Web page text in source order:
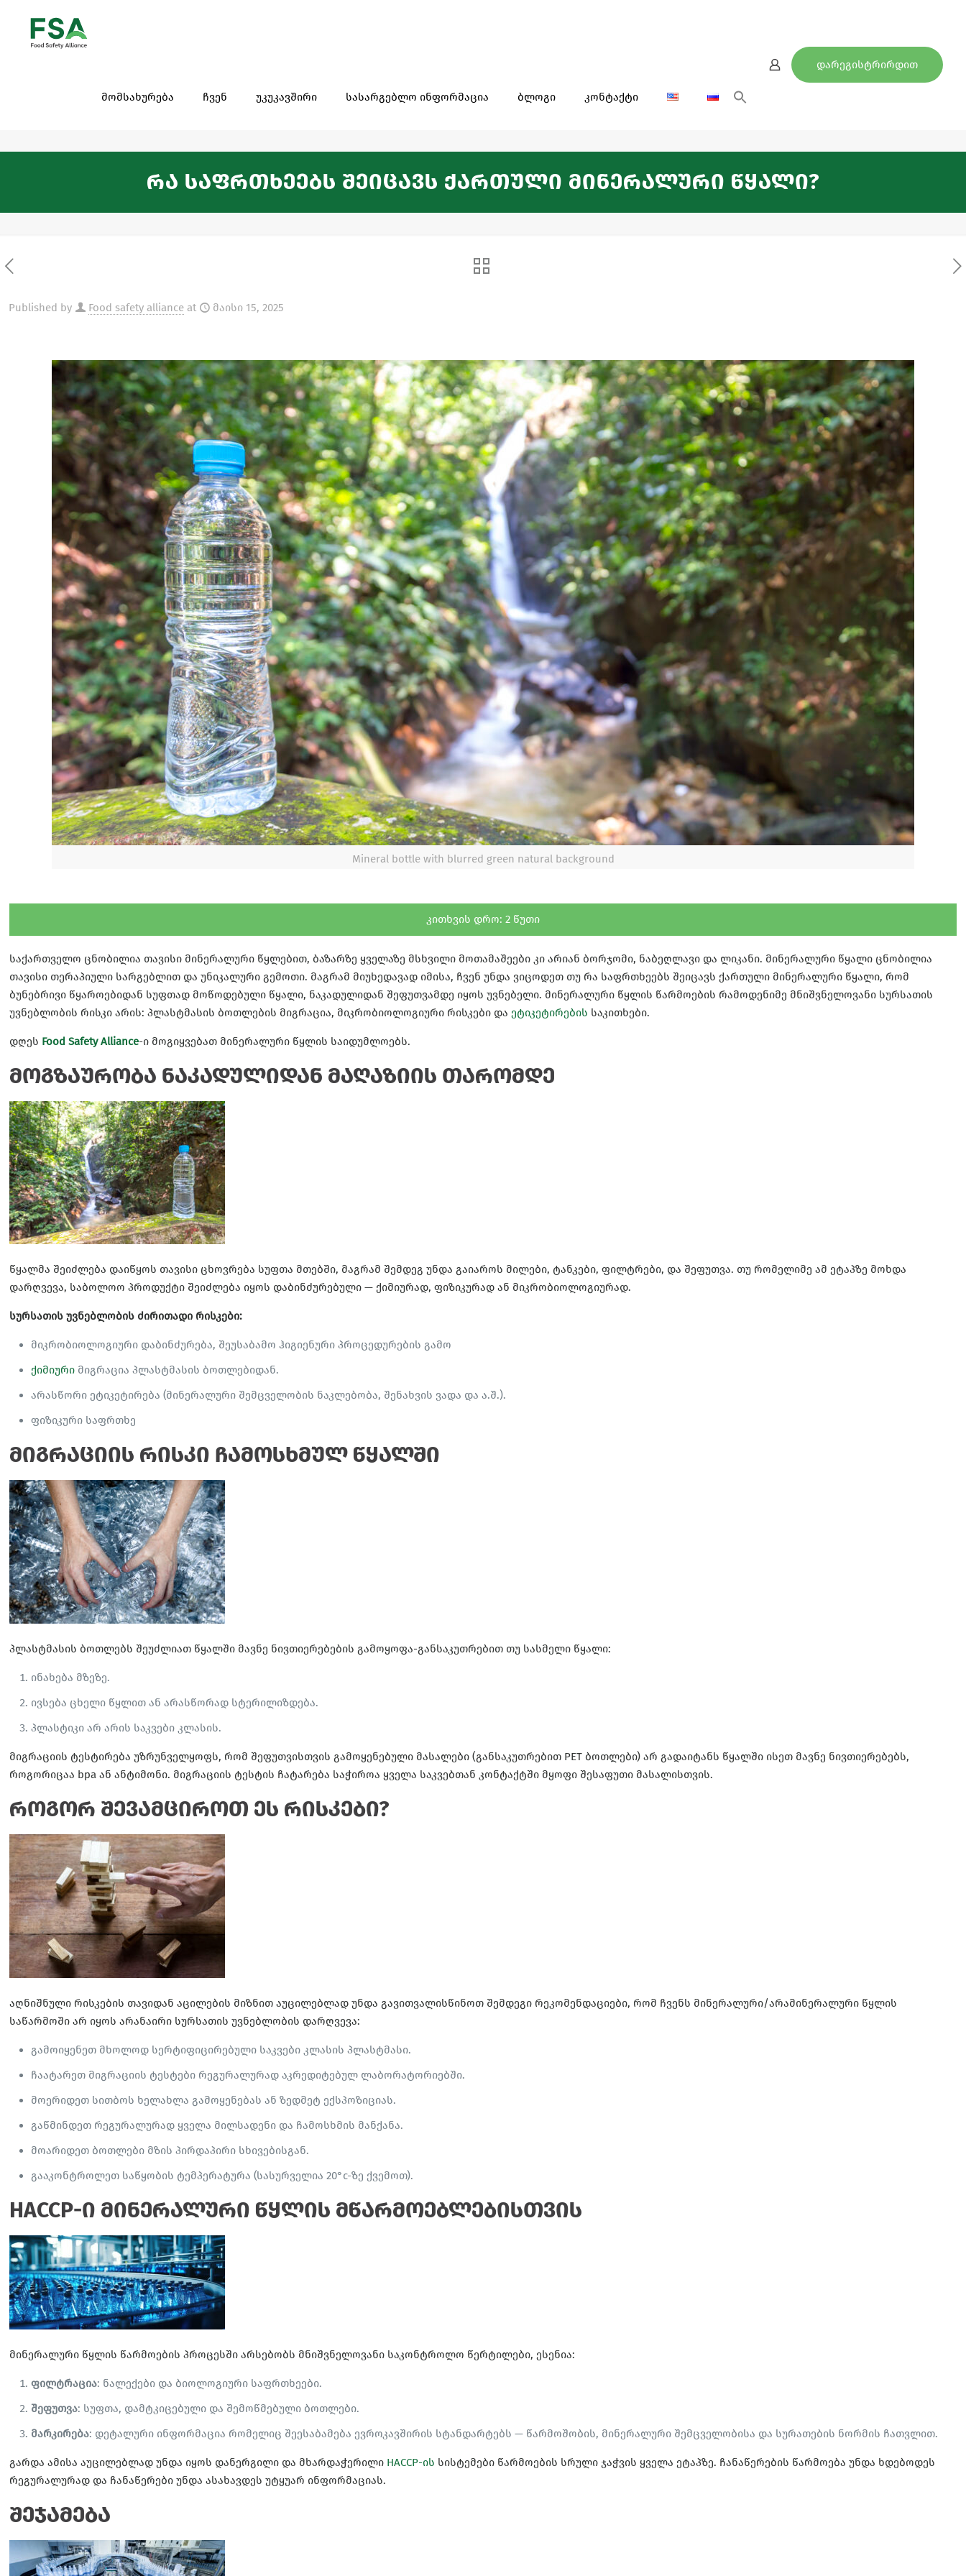
მომსახურება ჩვენ უკუკავშირი სასარგებლო ინფორმაცია ბლოგი კონტაქტი
დარეგისტრირდით
რა საფრთხეებს შეიცავს ქართული მინერალური წყალი?
Published by Food safety alliance at მაისი 15, 2025
Mineral bottle with blurred green natural background
კითხვის დრო: 2 წუთი
საქართველო ცნობილია თავისი მინერალური წყლებით, ბაზარზე ყველაზე მსხვილი მოთამაშეები კი არიან ბორჯომი, ნაბეღლავი და ლიკანი. მინერალური წყალი ცნობილია
თავისი თერაპიული სარგებლით და უნიკალური გემოთი. მაგრამ მიუხედავად იმისა, ჩვენ უნდა ვიცოდეთ თუ რა საფრთხეებს შეიცავს ქართული მინერალური წყალი, რომ
ბუნებრივი წყაროებიდან სუფთად მოწოდებული წყალი, ნაკადულიდან შეფუთვამდე იყოს უვნებელი. მინერალური წყლის წარმოების რამოდენიმე მნიშვნელოვანი სურსათის
უვნებლობის რისკი არის: პლასტმასის ბოთლების მიგრაცია, მიკრობიოლოგიური რისკები დაეტიკეტირების საკითხები.
დღეს Food Safety Alliance-ი მოგიყვებათ მინერალური წყლის საიდუმლოებს.
მოგზაურობა ნაკადულიდან მაღაზიის თარომდე
წყალმა შეიძლება დაიწყოს თავისი ცხოვრება სუფთა მთებში, მაგრამ შემდეგ უნდა გაიაროს მილები, ტანკები, ფილტრები, და შეფუთვა. თუ რომელიმე ამ ეტაპზე მოხდა
დარღვევა, საბოლოო პროდუქტი შეიძლება იყოს დაბინძურებული — ქიმიურად, ფიზიკურად ან მიკრობიოლოგიურად.
სურსათის უვნებლობის ძირითადი რისკები:
მიკრობიოლოგიური დაბინძურება, შეუსაბამო ჰიგიენური პროცედურების გამო
ქიმიური მიგრაცია პლასტმასის ბოთლებიდან.
არასწორი ეტიკეტირება (მინერალური შემცველობის ნაკლებობა, შენახვის ვადა და ა.შ.).
ფიზიკური საფრთხე
მიგრაციის რისკი ჩამოსხმულ წყალში
პლასტმასის ბოთლებს შეუძლიათ წყალში მავნე ნივთიერებების გამოყოფა-განსაკუთრებით თუ სასმელი წყალი:
ინახება მზეზე.
ივსება ცხელი წყლით ან არასწორად სტერილიზდება.
პლასტიკი არ არის საკვები კლასის.
მიგრაციის ტესტირება უზრუნველყოფს, რომ შეფუთვისთვის გამოყენებული მასალები (განსაკუთრებით PET ბოთლები) არ გადაიტანს წყალში ისეთ მავნე ნივთიერებებს,
როგორიცაა bpa ან ანტიმონი. მიგრაციის ტესტის ჩატარება საჭიროა ყველა საკვებთან კონტაქტში მყოფი შესაფუთი მასალისთვის.
როგორ შევამციროთ ეს რისკები?
აღნიშნული რისკების თავიდან აცილების მიზნით აუცილებლად უნდა გავითვალისწინოთ შემდეგი რეკომენდაციები, რომ ჩვენს მინერალური/არამინერალური წყლის
საწარმოში არ იყოს არანაირი სურსათის უვნებლობის დარღვევა:
გამოიყენეთ მხოლოდ სერტიფიცირებული საკვები კლასის პლასტმასი.
ჩაატარეთ მიგრაციის ტესტები რეგურალურად აკრედიტებულ ლაბორატორიებში.
მოერიდეთ სითბოს ხელახლა გამოყენებას ან ზედმეტ ექსპოზიციას.
გაწმინდეთ რეგურალურად ყველა მილსადენი და ჩამოსხმის მანქანა.
მოარიდეთ ბოთლები მზის პირდაპირი სხივებისგან.
გააკონტროლეთ საწყობის ტემპერატურა (სასურველია 20°c-ზე ქვემოთ).
HACCP-ი მინერალური წყლის მწარმოებლებისთვის
მინერალური წყლის წარმოების პროცესში არსებობს მნიშვნელოვანი საკონტროლო წერტილები, ესენია:
ფილტრაცია: ნალექები და ბიოლოგიური საფრთხეები.
შეფუთვა: სუფთა, დამტკიცებული და შემოწმებული ბოთლები.
მარკირება: დეტალური ინფორმაცია რომელიც შეესაბამება ევროკავშირის სტანდარტებს — წარმოშობის, მინერალური შემცველობისა და სურათების ნორმის ჩათვლით.
გარდა ამისა აუცილებლად უნდა იყოს დანერგილი და მხარდაჭერილი HACCP-ის სისტემები წარმოების სრული ჯაჭვის ყველა ეტაპზე. ჩანაწერების წარმოება უნდა ხდებოდეს
რეგურალურად და ჩანაწერები უნდა ასახავდეს უტყუარ ინფორმაციას.
შეჯამება